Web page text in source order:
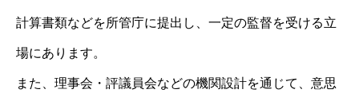
計算書類などを所管庁に提出し、一定の監督を受ける立
場にあります。
また、理事会・評議員会などの機関設計を通じて、意思